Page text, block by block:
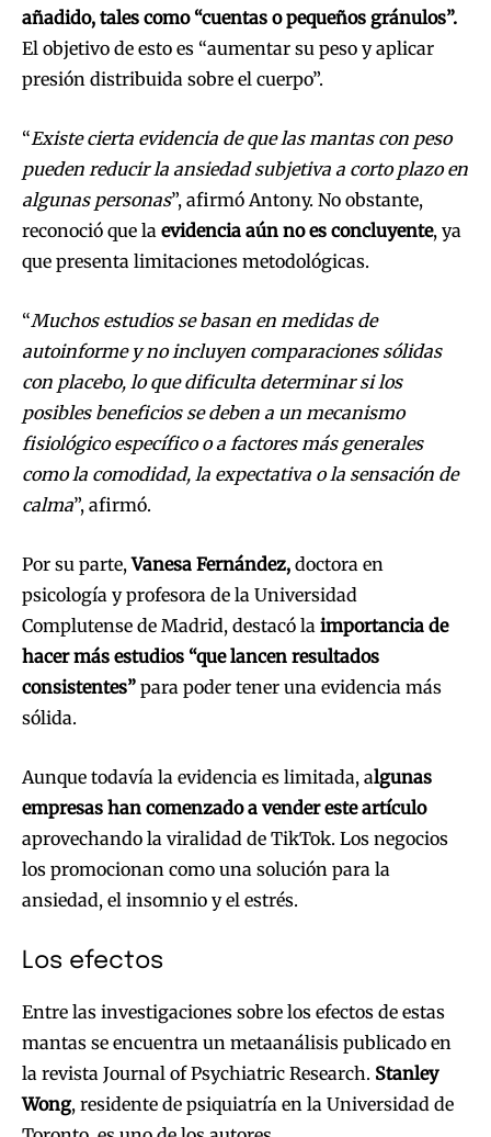
añadido, tales como “cuentas o pequeños gránulos”.
El objetivo de esto es “aumentar su peso y aplicar
presión distribuida sobre el cuerpo”.
“Existe cierta evidencia de que las mantas con peso
pueden reducir la ansiedad subjetiva a corto plazo en
algunas personas”, afirmó Antony. No obstante,
reconoció que la evidencia aún no es concluyente, ya
que presenta limitaciones metodológicas.
“Muchos estudios se basan en medidas de
autoinforme y no incluyen comparaciones sólidas
con placebo, lo que dificulta determinar si los
posibles beneficios se deben a un mecanismo
fisiológico específico o a factores más generales
como la comodidad, la expectativa o la sensación de
calma”, afirmó.
Por su parte,Vanesa Fernández, doctora en
psicología y profesora de la Universidad
Complutense de Madrid, destacó la importancia de
hacer más estudios “que lancen resultados
consistentes” para poder tener una evidencia más
sólida.
Aunque todavía la evidencia es limitada, algunas
empresas han comenzado a vender este artículo
aprovechando la viralidad de TikTok. Los negocios
los promocionan como una solución para la
ansiedad, el insomnio y el estrés.
Los efectos
Entre las investigaciones sobre los efectos de estas
mantas se encuentra un metaanálisis publicado en
la revista Journal of Psychiatric Research. Stanley
Wong, residente de psiquiatría en la Universidad de